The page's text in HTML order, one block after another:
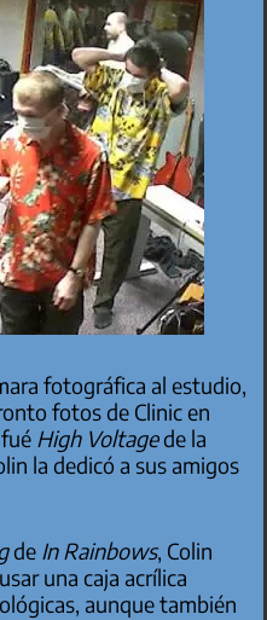
fotográfica al estudio,
fotos de Clinic en
High Voltagede la
la dedicó a sus amigos
de In Rainbows, Colin
una caja acrílica
aunque también